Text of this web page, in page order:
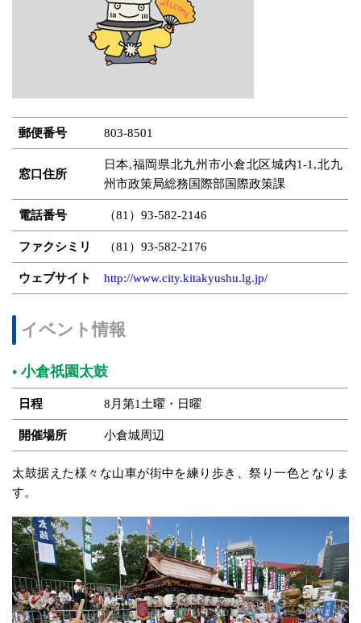
郵便番号 803-8501
窓口住所
日本,福岡県北九州市小倉北区城内1-1,北九
州市政策局総務国際部国際政策課
電話番号 （81）93-582-2146
ファクシミリ （81）93-582-2176
ウェブサイト http://www.city.kitakyushu.lg.jp/
イベント情報
小倉祇園太鼓
日程 8月第1土曜・日曜
開催場所 小倉城周辺
太鼓据えた様々な山車が街中を練り歩き、祭り一色となりま
す。